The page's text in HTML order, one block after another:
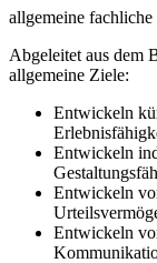
allgemeine
Abgeleitet aus dem
allgemeine Ziele:
Entwickeln
Entwickeln
Entwickeln
Entwickeln